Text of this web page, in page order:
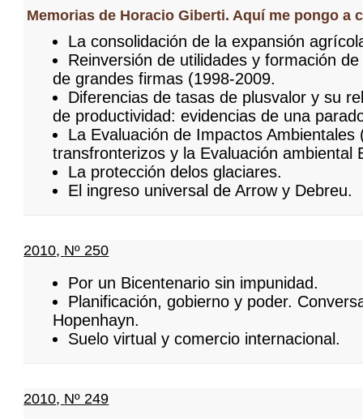
Memorias de Horacio Giberti. Aquí me pongo a
La consolidación de la expansión
Reinversión de utilidades y formación
de grandes firmas (1998-2009.
Diferencias de tasas de plusvalor y su
de productividad: evidencias de una
La Evaluación de Impactos Ambientales
transfronterizos y la Evaluación ambiental
La protección delos glaciares.
El ingreso universal de Arrow y Debreu.
2010, Nº 250
Por un Bicentenario sin impunidad.
Planificación, gobierno y poder.
Hopenhayn.
Suelo virtual y comercio internacional.
2010, Nº 249